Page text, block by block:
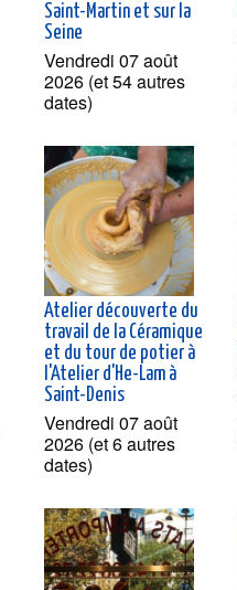
Saint-Martin et sur la
Seine
Vendredi 07 août
2026 (et 54 autres
dates)
Atelier découverte du
travail de la Céramique
et du tour de potier à
l'Atelier d'He-Lam à
Saint-Denis
Vendredi 07 août
2026 (et 6 autres
dates)